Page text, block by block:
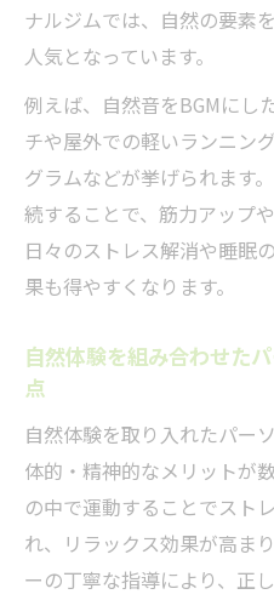
ナルジムでは、自然の要素
人気となっています。
例えば、自然音をBGMにし
チや屋外での軽いランニン
グラムなどが挙げられます
続することで、筋力アップ
日々のストレス解消や睡眠
果も得やすくなります。
自然体験を組み合わせた
点
自然体験を取り入れたパー
体的・精神的なメリットが
の中で運動することでスト
れ、リラックス効果が高ま
ーの丁寧な指導により、正